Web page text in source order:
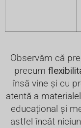
Observăm că
precum
însă vine și cu
atentă a
educațional și
astfel încât